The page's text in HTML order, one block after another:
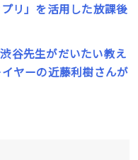
リ」を活用した放課後
谷先生がだいたい教え
ヤーの近藤利樹さんが